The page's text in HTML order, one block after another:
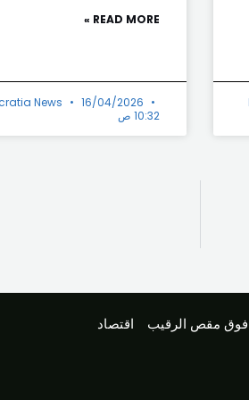
READ MORE »
News
16/04/2026
10:32 ص
فوق مقص الرقيب
اقتصاد